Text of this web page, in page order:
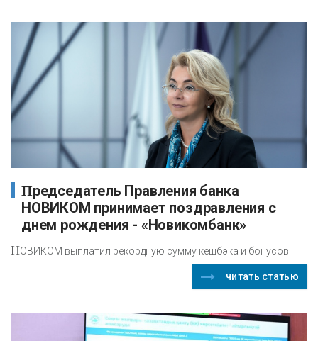
Председатель Правления банка
НОВИКОМ принимает поздравления с
днем рождения - «Новикомбанк»
НОВИКОМ выплатил рекордную сумму кешбэка и бонусов
читать статью